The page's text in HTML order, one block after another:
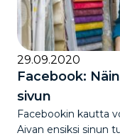
29.09.2020
Facebook:
sivun
Facebookin kautta
Aivan ensiksi sinun